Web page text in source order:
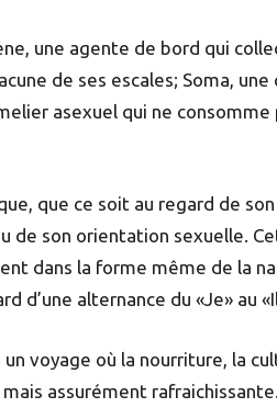
une agente de bord qui
de ses escales; Soma,
asexuel qui ne consomme
que ce soit au regard de
de son orientation sexuelle.
dans la forme même de la
d’une alternance du «Je» au
voyage où la nourriture, la
assurément rafraichissante.